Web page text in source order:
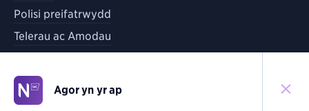
Polisi preifatrwydd
Telerau ac Amodau
Yn ôl i'r brig
Agor yn yr ap